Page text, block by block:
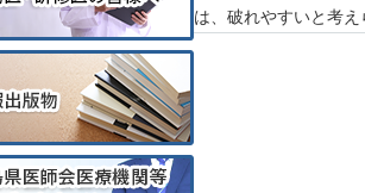
は、破れやすいと考え